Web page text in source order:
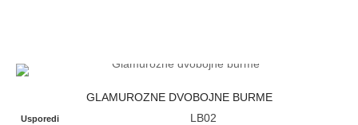
GLAMUROZNE DVOBOJNE BURME
Usporedi LB02